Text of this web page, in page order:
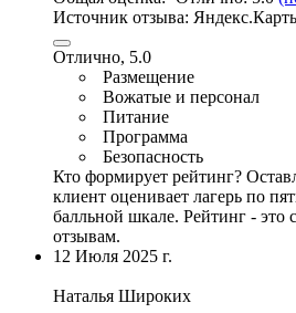
Источник отзыва:
Отлично, 5.0
Размещение
Вожатые и персонал
Питание
Программа
Безопасность
Кто формирует рейтинг?
клиент оценивает лагерь по
балльной шкале. Рейтинг - это
отзывам.
12 Июля 2025 г.
Наталья Широких